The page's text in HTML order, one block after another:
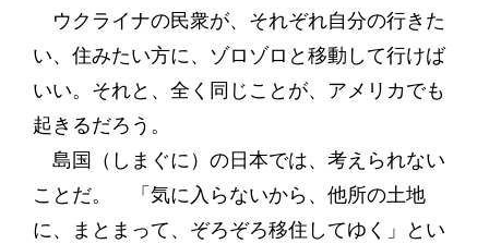
ウクライナの民衆が、それぞれ自分の行きた
い、住みたい方に、ゾロゾロと移動して行けば
いい。それと、全く同じことが、アメリカでも
起きるだろう。
島国（しまぐに）の日本では、考えられない
ことだ。 「気に入らないから、他所の土地
に、まとまって、ぞろぞろ移住してゆく」とい